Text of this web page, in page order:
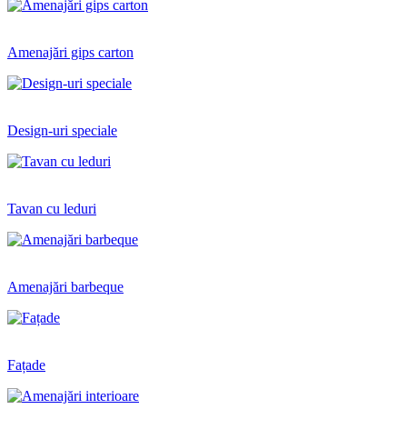
Amenajări gips carton
Design-uri speciale
Tavan cu leduri
Amenajări barbeque
Fațade